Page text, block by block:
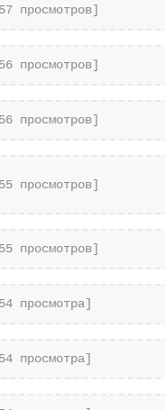
просмотров]
просмотров]
просмотров]
просмотров]
просмотров]
просмотра]
просмотра]